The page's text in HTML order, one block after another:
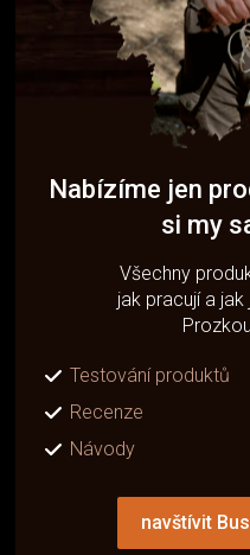
Nabízíme jen
si my
Všechny
jak pracují a
Testování produktů
Recenze
Návody
navštívit